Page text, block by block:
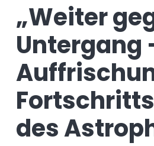
„Weiter
Untergang
des